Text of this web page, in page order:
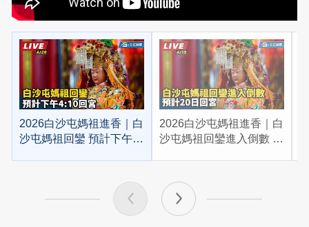
2026白沙屯媽祖進香｜白
沙屯媽祖回鑾 預計下午
2026白沙屯媽祖進香｜白
沙屯媽祖回鑾進入倒數 預